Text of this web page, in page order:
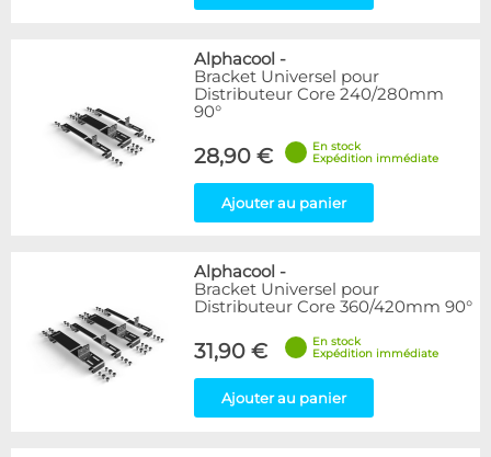
Disponibilité / Promotions
Articles en promotions
Appliquer
Alphacool -
Bracket Universel pour
Distributeur Core 240/280mm
90°
28,90 €
En stock
Expédition immédiate
Ajouter au panier
Alphacool -
Bracket Universel pour
Distributeur Core 360/420mm 90°
31,90 €
En stock
Expédition immédiate
Ajouter au panier